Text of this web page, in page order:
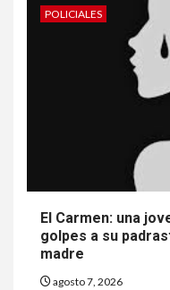
POLICIALES
El Carmen: una
golpes a su
madre
agosto 7, 2026